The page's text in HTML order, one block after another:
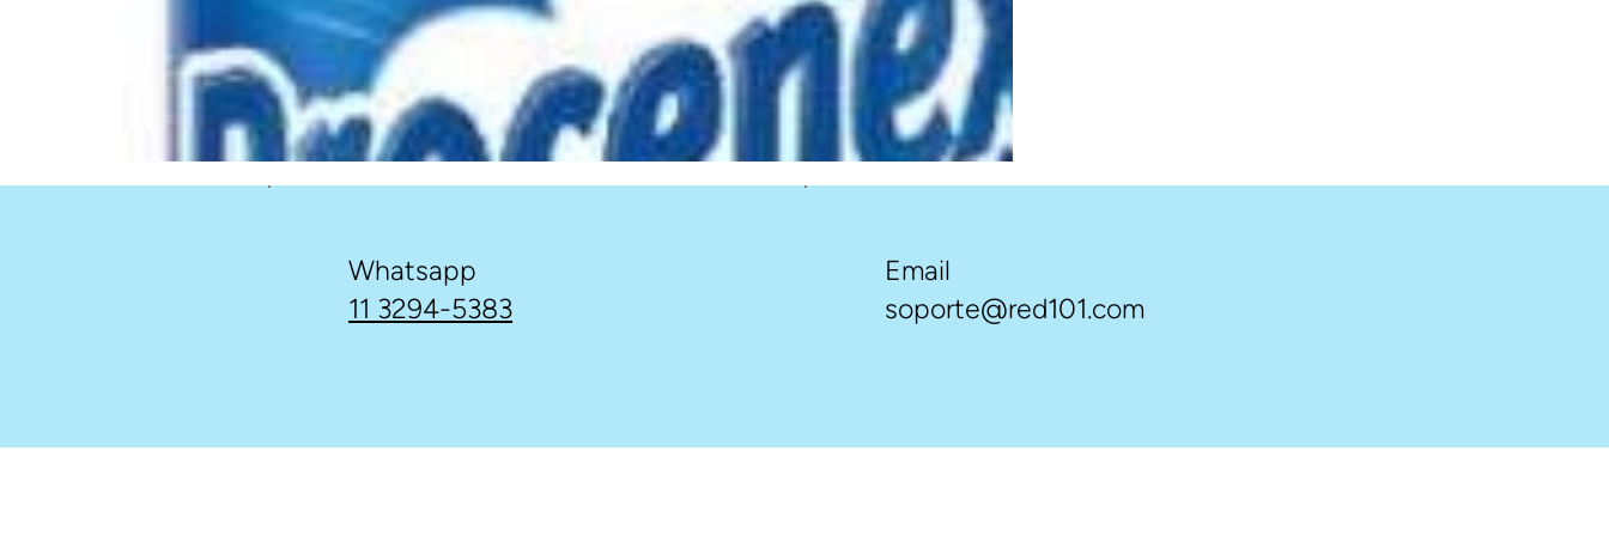
Whatsapp
11 3294-5383
Email
soporte@red101.com